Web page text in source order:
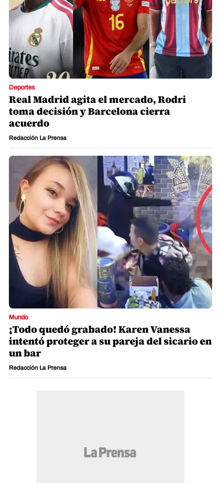
Deportes
Real Madrid agita el mercado, Rodri
toma decisión y Barcelona cierra
acuerdo
Redacción La Prensa
Mundo
¡Todo quedó grabado! Karen Vanessa
intentó proteger a su pareja del sicario en
un bar
Redacción La Prensa